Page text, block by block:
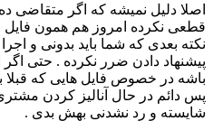
اصلا دلیل نمیشه که اگر متقاضی
قطعی نکرده امروز هم همون فایل
نکته بعدی که شما باید بدونی و
پیشنهاد دادن ضرر نکرده . حتی اگر
باشه در خصوص فایل هایی که
پس دائم در حال آنالیز کردن
شایسته و رد نشدنی بهش بدی .